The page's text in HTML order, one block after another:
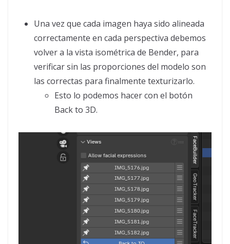
Una vez que cada imagen haya sido alineada
correctamente en cada perspectiva debemos
volver a la vista isométrica de Bender, para
verificar sin las proporciones del modelo son
las correctas para finalmente texturizarlo.
Esto lo podemos hacer con el botón
Back to 3D.